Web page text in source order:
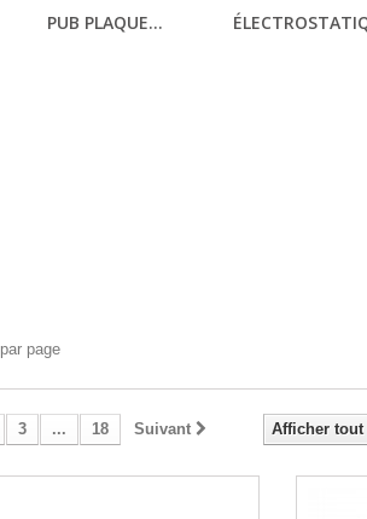
PUB PLAQUE...
par page
Afficher tout
3 ... 18 Suivant